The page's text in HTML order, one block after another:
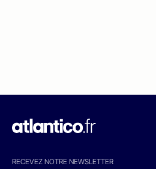
RECEVEZ NOTRE NEWSLETTER